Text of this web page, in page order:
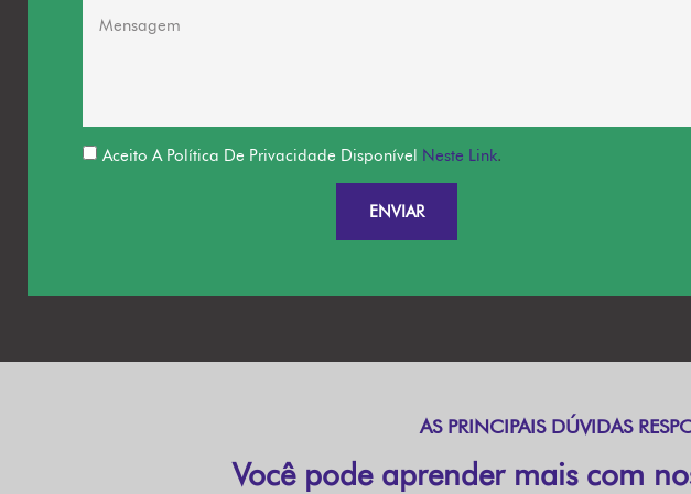
Aceito A Política De Privacidade Disponível Neste Link.
ENVIAR
AS PRINCIPAIS DÚVIDAS
Você pode aprender mais com